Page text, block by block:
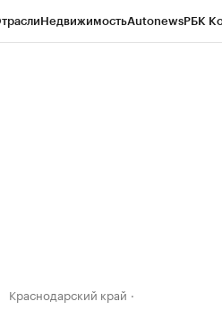
НедвижимостьAutonewsРБК
Краснодарский край